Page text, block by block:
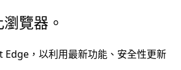
覽器。
，以利用最新功能、安全性更新